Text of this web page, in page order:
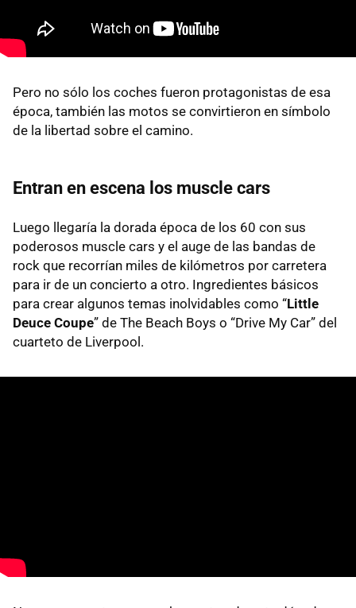
Pero no sólo los coches fueron protagonistas de esa
época, también las motos se convirtieron en símbolo
de la libertad sobre el camino.
Entran en escena los muscle cars
Luego llegaría la dorada época de los 60 con sus
poderosos muscle cars y el auge de las bandas de
rock que recorrían miles de kilómetros por carretera
para ir de un concierto a otro. Ingredientes básicos
para crear algunos temas inolvidables como “Little
Deuce Coupe” de The Beach Boys o “Drive My Car” del
cuarteto de Liverpool.